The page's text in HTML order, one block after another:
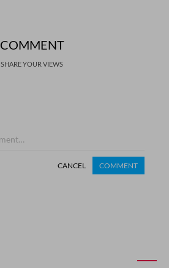
COMMENT
SHARE YOUR VIEWS
CANCEL COMMENT